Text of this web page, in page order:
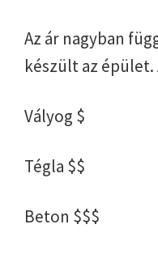
Az ár nagyban
készült az
Vályog $
Tégla $$
Beton $$$